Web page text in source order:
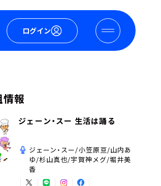
ログイン
報
ジェーン・スー 生活は踊る
ジェーン・スー/小笠原亘/山内あ
ゆ/杉山真也/宇賀神メグ/堀井美
香